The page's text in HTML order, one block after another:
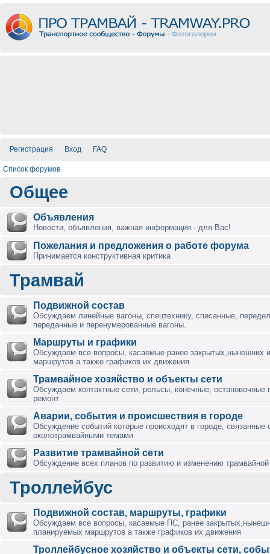
Регистрация Вход FAQ
Список форумов
Общее
Объявления
Новости, объявления, важная информация - для Вас!
Пожелания и предложения о работе форума
Принимается конструктивная критика
Трамвай
Подвижной состав
Обсуждаем линейные вагоны, спецтехнику, списанные,
переданные и перенумерованные вагоны.
Маршруты и графики
Обсуждаем все вопросы, касаемые ранее закрытых,нынешних
маршрутов а также графиков их движения
Трамвайное хозяйство и объекты сети
Обсуждаем контактные сети, рельсы, конечные, остановочные
ремонт
Аварии, события и происшествия в городе
Обсуждение событий которые происходят в городе, связанные
околотрамвайными темами
Развитие трамвайной сети
Обсуждение всех планов по развитию и изменению трамвайной
Троллейбус
Подвижной состав, маршруты, графики
Обсуждаем все вопросы, касаемые ПС, ранее
планируемых маршрутов а также графиков их движения
Троллейбусное хозяйство и объекты сети,